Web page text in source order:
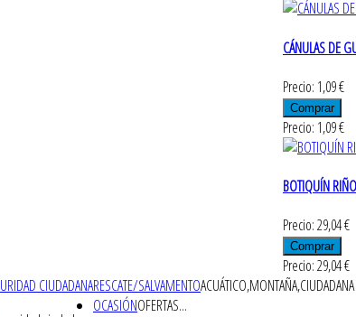
CÁNULAS DE
Precio: 1,09 €
Precio: 1,09 €
BOTIQUÍN
Precio: 29,04 €
Precio: 29,04 €
RESCATE/SALVAMENTOACUÁTICO,MONTAÑA,CIUDADANA
CIUDADANA
OCASIÓNOFERTAS...